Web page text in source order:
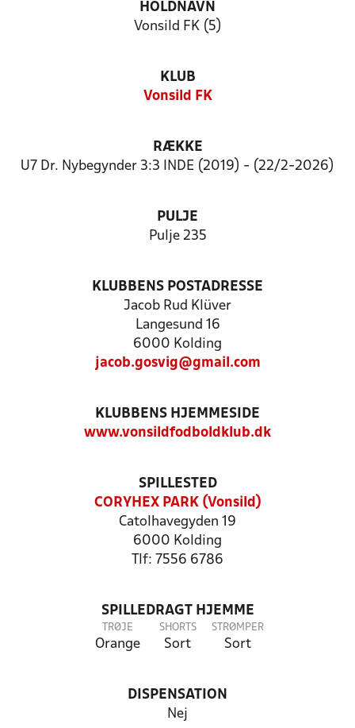
HOLDNAVN
Vonsild FK (5)
KLUB
Vonsild FK
RÆKKE
U7 Dr. Nybegynder 3:3 INDE (2019) - (22/2-2026)
PULJE
Pulje 235
KLUBBENS POSTADRESSE
Jacob Rud Klüver
Langesund 16
6000 Kolding
jacob.gosvig@gmail.com
KLUBBENS HJEMMESIDE
www.vonsildfodboldklub.dk
SPILLESTED
CORYHEX PARK (Vonsild)
Catolhavegyden 19
6000 Kolding
Tlf: 7556 6786
SPILLEDRAGT HJEMME
TRØJE
Orange
SHORTS
Sort
STRØMPER
Sort
DISPENSATION
Nej